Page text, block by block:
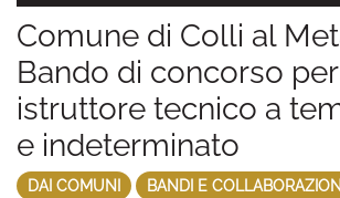
Comune di Colli al
Bando di concorso
istruttore tecnico a
e indeterminato
DAI COMUNI BANDI E COLLABORAZIONI